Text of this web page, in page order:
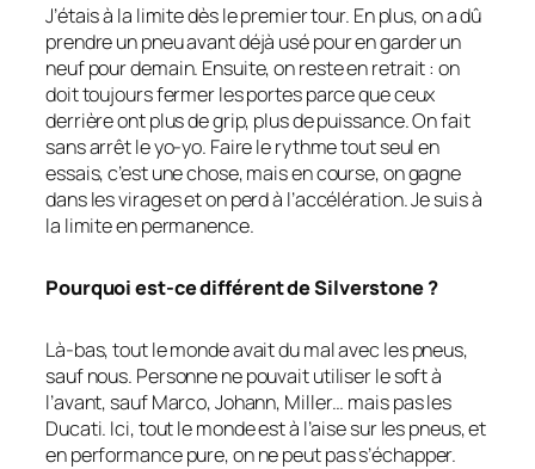
J’étais à la limite dès le premier tour. En plus, on a dû
prendre un pneu avant déjà usé pour en garder un
neuf pour demain. Ensuite, on reste en retrait : on
doit toujours fermer les portes parce que ceux
derrière ont plus de grip, plus de puissance. On fait
sans arrêt le yo-yo. Faire le rythme tout seul en
essais, c’est une chose, mais en course, on gagne
dans les virages et on perd à l’accélération. Je suis à
la limite en permanence.
Pourquoi est-ce différent de Silverstone ?
Là-bas, tout le monde avait du mal avec les pneus,
sauf nous. Personne ne pouvait utiliser le soft à
l’avant, sauf Marco, Johann, Miller… mais pas les
Ducati. Ici, tout le monde est à l’aise sur les pneus, et
en performance pure, on ne peut pas s’échapper.